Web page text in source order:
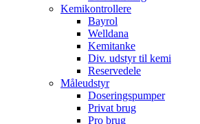
Kemikontrollere
Bayrol
Welldana
Kemitanke
Div. udstyr til kemi
Reservedele
Måleudstyr
Doseringspumper
Privat brug
Pro brug